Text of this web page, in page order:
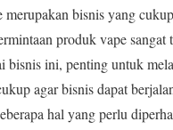
merupakan bisnis yang
produk vape
bisnis ini, penting untuk
agar bisnis dapat
hal yang perlu